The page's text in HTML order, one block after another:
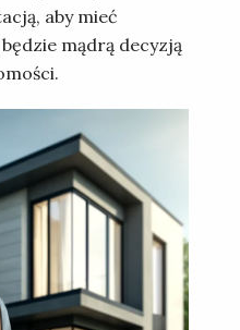
aby mieć
mądrą decyzją